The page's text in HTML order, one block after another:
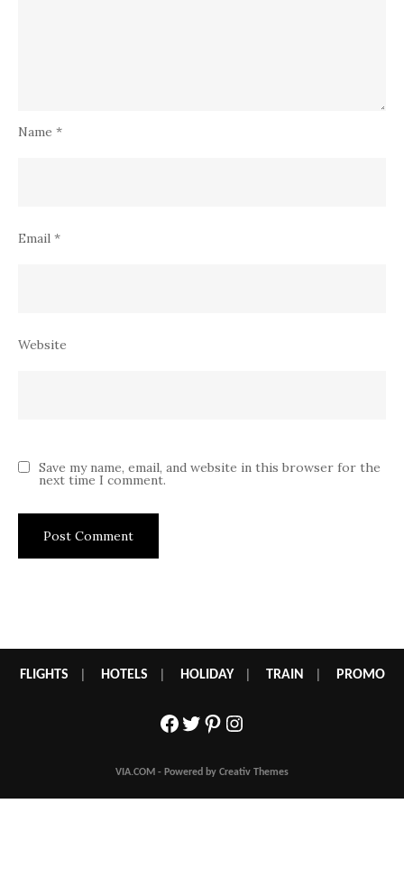
Name *
Email *
Website
Save my name, email, and website in this browser for the
next time I comment.
FLIGHTS HOTELS HOLIDAY| TRAIN PROMO
Facebook
Twitter
Pinterest
Instagram
VIA.COM - Powered by Creativ Themes